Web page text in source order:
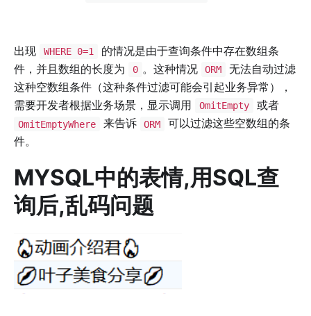
出现 WHERE 0=1
的情况是由于查询条件中存在数组条
件，并且数组的长度为
0 。这种情况 ORM
无法自动过滤
这种空数组条件（这种条件过滤可能会引起业务异常），
需要开发者根据业务场景，显示调用
OmitEmpty 或者
OmitEmptyWhere 来告诉 ORM
可以过滤这些空数组的条
件。
MYSQL中的表情,用SQL查
询后,乱码问题